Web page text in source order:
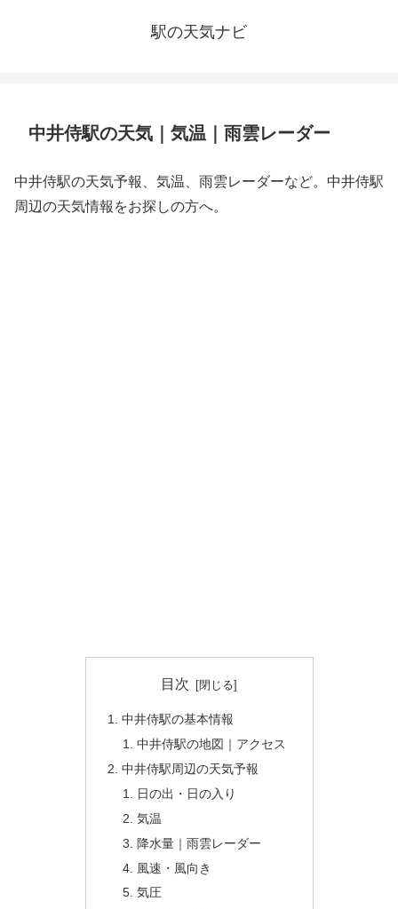
駅の天気ナビ
中井侍駅の天気｜気温｜雨雲レーダー
中井侍駅の天気予報、気温、雨雲レーダーなど。中井侍駅
周辺の天気情報をお探しの方へ。
目次
中井侍駅の基本情報
中井侍駅の地図｜アクセス
中井侍駅周辺の天気予報
日の出・日の入り
気温
降水量｜雨雲レーダー
風速・風向き
気圧